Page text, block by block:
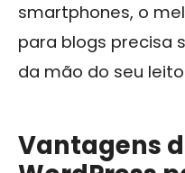
smartphones, o
para blogs precisa
da mão do seu
Vantagens